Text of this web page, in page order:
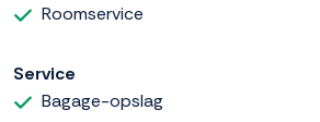
Roomservice
Service
Bagage-opslag